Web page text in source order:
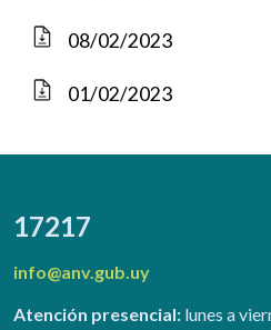
08/02/2023
01/02/2023
17217
info@anv.gub.uy
Atención presencial: lunes a